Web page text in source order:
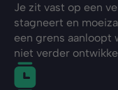
Je zit vast op een
stagneert en
een grens aanloopt
niet verder